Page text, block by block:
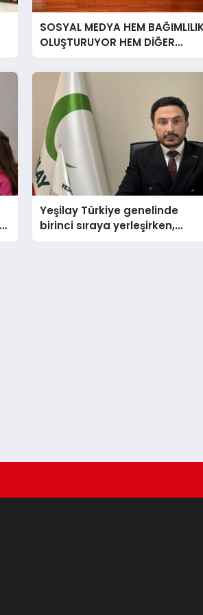
SOSYAL MEDYA HEM
OLUŞTURUYOR HEM DİĞER
BAĞIMLILIKLARA ZEMİN
HAZIRLIYOR”
Yeşilay Türkiye genelinde
birinci sıraya yerleşirken,
yürütülen faaliyetlerle de